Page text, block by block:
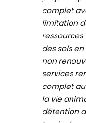
complet
limitation
des sols
non
services
complet
la vie
détention